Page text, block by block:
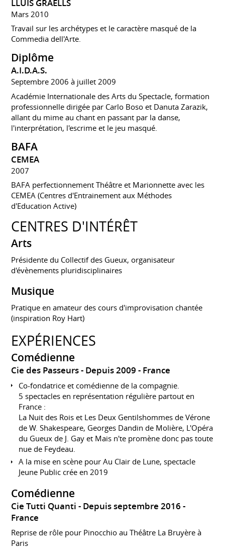
LLUIS GRAELLS
Mars 2010
Travail sur les archétypes et le caractère masqué de la
Commedia dell'Arte.
Diplôme
A.I.D.A.S.
Septembre 2006 à juillet 2009
Académie Internationale des Arts du Spectacle, formation
professionnelle dirigée par Carlo Boso et Danuta Zarazik,
allant du mime au chant en passant par la danse,
l'interprétation, l'escrime et le jeu masqué.
BAFA
CEMEA
2007
BAFA perfectionnement Théâtre et Marionnette avec les
CEMEA (Centres d'Entrainement aux Méthodes
d'Education Active)
CENTRES D'INTÉRÊT
Arts
Présidente du Collectif des Gueux, organisateur
d'évènements pluridisciplinaires
Musique
Pratique en amateur des cours d'improvisation chantée
(inspiration Roy Hart)
EXPÉRIENCES
Comédienne
Cie des Passeurs Depuis 2009 France
Co-fondatrice et comédienne de la compagnie.
5 spectacles en représentation régulière partout en
France :
La Nuit des Rois et Les Deux Gentilshommes de Vérone
de W. Shakespeare, Georges Dandin de Molière, L'Opéra
du Gueux de J. Gay et Mais n'te promène donc pas toute
nue de Feydeau.
A la mise en scène pour Au Clair de Lune, spectacle
Jeune Public crée en 2019
Comédienne
Cie Tutti Quanti
Depuis septembre 2016
France
Reprise de rôle pour Pinocchio au Théâtre La Bruyère à
Paris